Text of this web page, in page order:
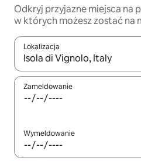
Odkryj przyjazne miejsca na
w których możesz zostać na
Lokalizacja
Gdy wyniki będą dostępne,
Zameldowanie
Wymeldowanie